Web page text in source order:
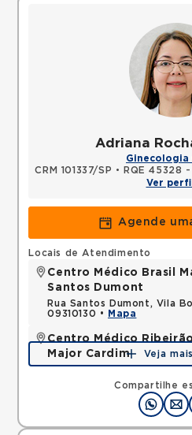
Adriana
Ginecologia
CRM 101337/SP •
RQE 45328 -
Ver perfil
Agende
Compartilhe
Locais de Atendimento
Centro Médico Brasil
Santos Dumont
Rua Santos Dumont, Vila
09310130 •
Mapa
Centro Médico
Major Cardim
Rua Major Cardim, Suissa,
Mapa
Veja